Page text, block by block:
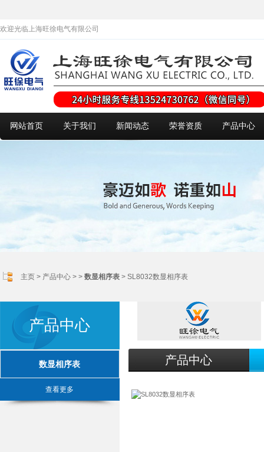
欢迎光临上海旺徐电气有限公司
网站首页 关于我们 新闻动态 荣誉资质 产品中心
主页 > 产品中心 > > 数显相序表 > SL8032数显相序表
产品中心
数显相序表
查看更多
产品中心